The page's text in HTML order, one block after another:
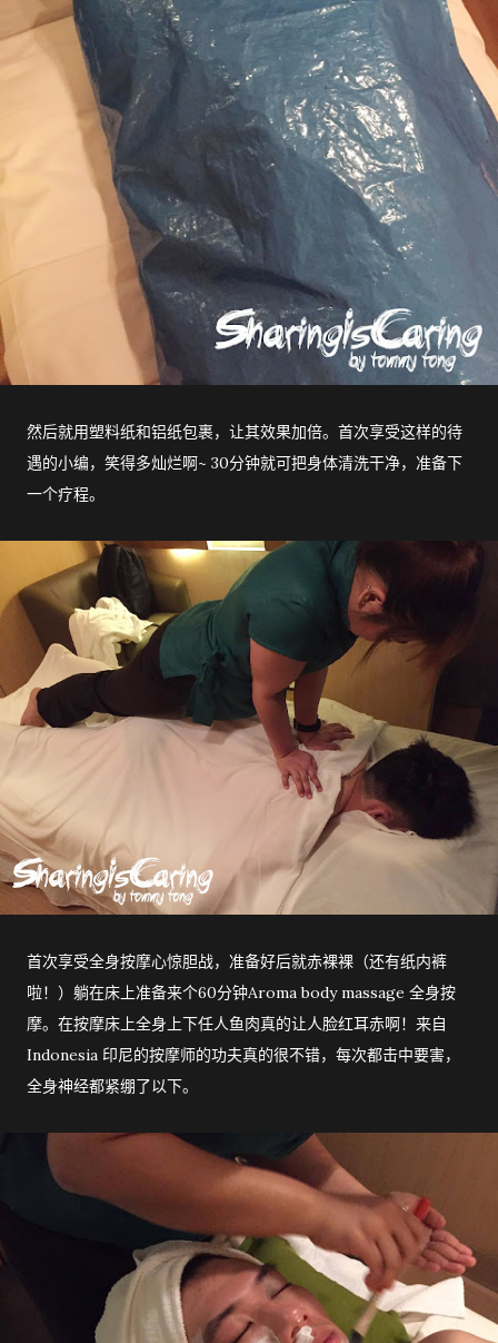
然后就用塑料纸和铝纸包裹，让其效果加倍。首次享受这样的待
遇的小编，笑得多灿烂啊~ 30分钟就可把身体清洗干净，准备下
一个疗程。
首次享受全身按摩心惊胆战，准备好后就赤裸裸（还有纸内裤
啦！）躺在床上准备来个60分钟Aroma body massage 全身按
摩。在按摩床上全身上下任人鱼肉真的让人脸红耳赤啊！来自
Indonesia 印尼的按摩师的功夫真的很不错，每次都击中要害，
全身神经都紧绷了以下。